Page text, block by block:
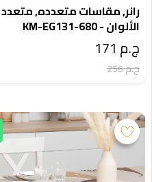
رانر, مقاسات متعدده, متعدد
الألوان - KM-EG131-680
ج.م 171
ج.م 256